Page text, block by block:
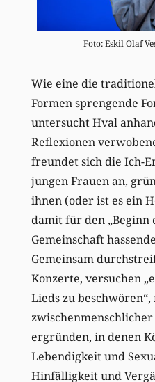
Foto: Eskil Olaf
Wie eine die
Formen sprengende
untersucht Hval
Reflexionen
freundet sich die Ich-
jungen Frauen an,
ihnen (oder ist es ein
damit für den
Gemeinschaft
Gemeinsam
Konzerte, versuchen
Lieds zu
ergründen, in denen
Lebendigkeit und
Hinfälligkeit und